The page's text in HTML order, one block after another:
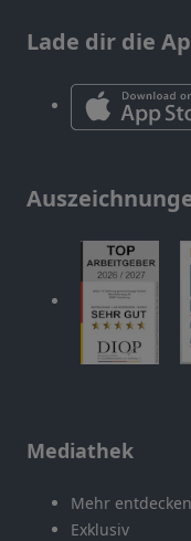
Lade dir die
Mediathek
Mehr entdecken
Exklusiv